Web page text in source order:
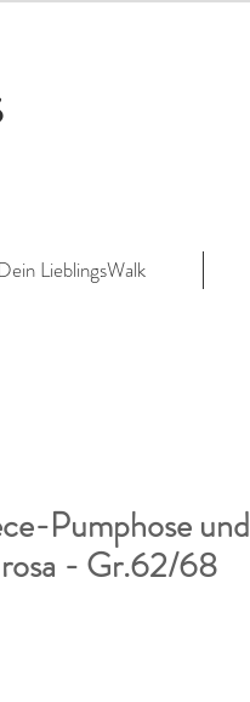
LieblingsWalk
Pumphose und
- Gr.62/68